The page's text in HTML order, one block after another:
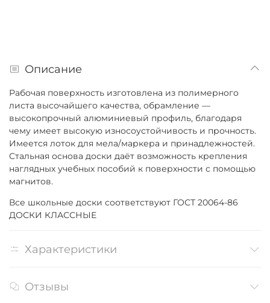
Описание
Рабочая поверхность изготовлена из полимерного
листа высочайшего качества, обрамление —
высокопрочный алюминиевый профиль, благодаря
чему имеет высокую износоустойчивость и прочность.
Имеется лоток для мела/маркера и принадлежностей.
Стальная основа доски даёт возможность крепления
наглядных учебных пособий к поверхности с помощью
магнитов.
Все школьные доски соответствуют ГОСТ 20064-86
ДОСКИ КЛАССНЫЕ
Характеристики
Отзывы